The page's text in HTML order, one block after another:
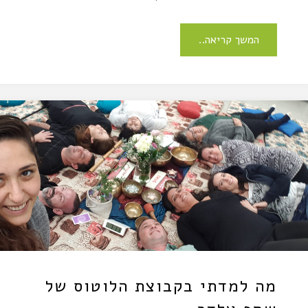
המשך קריאה..
מה למדתי בקבוצת הלוטוס של